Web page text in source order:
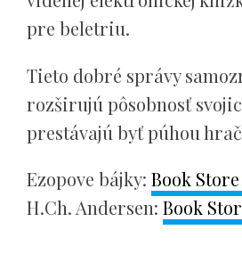
pre beletriu.
Tieto dobré správy
rozširujú pôsobnosť
prestávajú byť púhou
Ezopove bájky: Book
H.Ch. Andersen: Book